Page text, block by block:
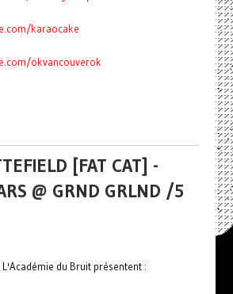
karaocake
okvancouverok
[FAT CAT] -
@ GRND GRLND /5
du Bruit présentent :